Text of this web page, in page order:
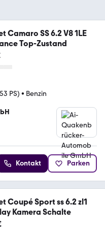
Camaro SS 6.2 V8 1LE
Performance Top-Zustand
PS) • Benzin
Kontakt Parken
Coupé Sport ss 6.2 zl1
Kamera Schalte